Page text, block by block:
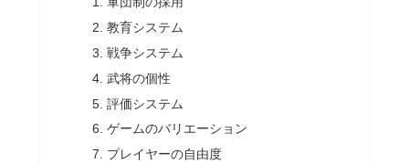
教育システム
戦争システム
武将の個性
評価システム
ゲームのバリエーション
プレイヤーの自由度